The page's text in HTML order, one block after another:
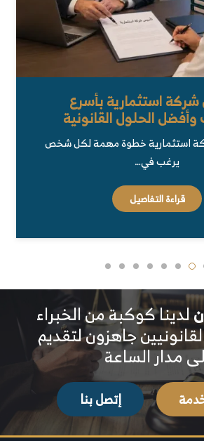
استثمارية بأسرع
وأفضل الحلول القانونية
استثمارية خطوة مهمة لكل شخص
يرغب في…
قراءة التفاصيل
لدينا كوكبة من الخبراء
جاهزون لتقديم
مدار الساعة
إتصل بنا